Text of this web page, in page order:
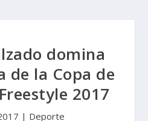
domina
de la Copa de
2017
| Deporte